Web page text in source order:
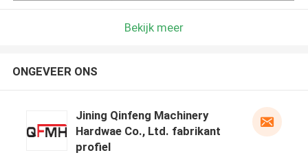
Bekijk meer
ONGEVEER ONS
Jining Qinfeng Machinery
Hardwae Co., Ltd. fabrikant
profiel